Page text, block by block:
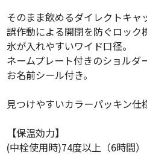
そのまま飲めるダイレクトキャ
誤作動による開閉を防ぐロック
氷が入れやすいワイド口径。
ネームプレート付きのショルダ
お名前シール付き。
見つけやすいカラーパッキン仕
【保温効力】
(中栓使用時)74度以上（6時間）